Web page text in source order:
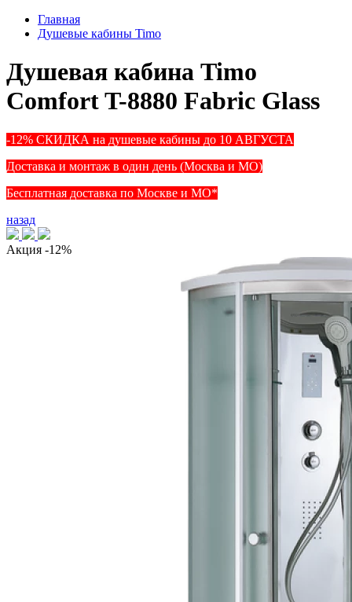
Главная
Душевые кабины Timo
Душевая кабина Timo
Comfort T-8880 Fabric Glass
-12% СКИДКА на душевые кабины до 10 АВГУСТА
Доставка и монтаж в один день (Москва и МО)
Бесплатная доставка по Москве и МО*
назад
Акция -12%